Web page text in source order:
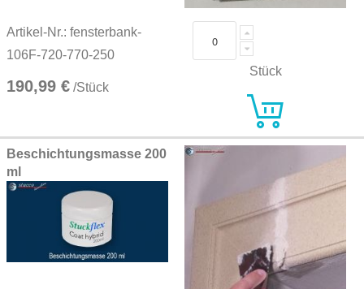
Artikel-Nr.: fensterbank-
106F-720-770-250
190,99 € /Stück
Stück
Beschichtungsmasse 200
ml